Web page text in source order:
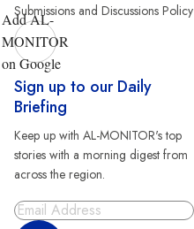
Submissions and Discussions Policy
Add AL-
MONITOR
on Google
Sign up to our Daily
Briefing
Keep up with AL-MONITOR's top
stories with a morning digest from
across the region.